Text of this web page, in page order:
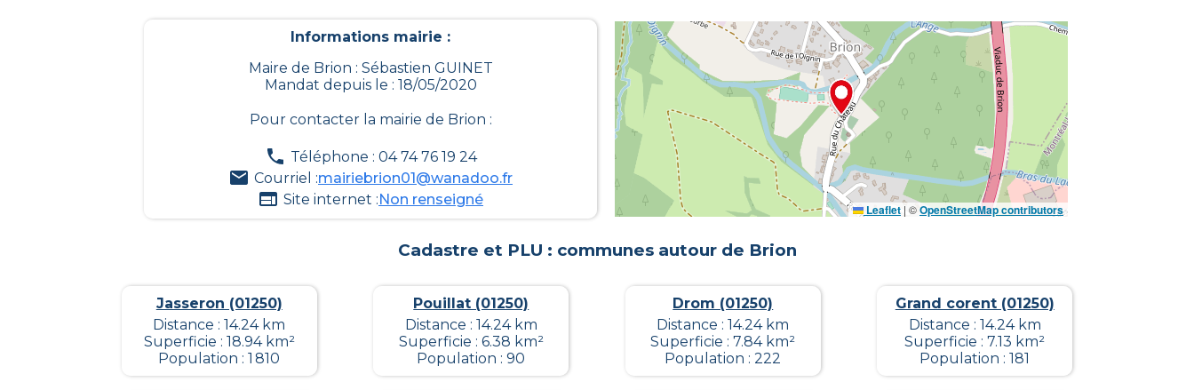
Informations mairie :
Maire de Brion : Sébastien GUINET
Mandat depuis le : 18/05/2020
Pour contacter la mairie de Brion :
Téléphone : 04 74 76 19 24
Courriel :mairiebrion01@wanadoo.fr
Site internet :Non renseigné
Leaflet | ©OpenStreetMap contributors
Cadastre et PLU : communes autour de Brion
Jasseron (01250)
Distance : 14.24 km
Superficie : 18.94 km²
Population : 1 810
Pouillat (01250)
Distance : 14.24 km
Superficie : 6.38 km²
Population : 90
Drom (01250)
Distance : 14.24 km
Superficie : 7.84 km²
Population : 222
Grand corent (01250)
Distance : 14.24 km
Superficie : 7.13 km²
Population : 181